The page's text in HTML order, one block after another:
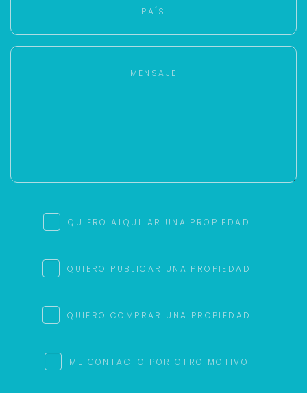
QUIERO ALQUILAR UNA PROPIEDAD
QUIERO PUBLICAR UNA PROPIEDAD
QUIERO COMPRAR UNA PROPIEDAD
ME CONTACTO POR OTRO MOTIVO
Tus datos están seguros
Buscamos darte la mejor experiencia.